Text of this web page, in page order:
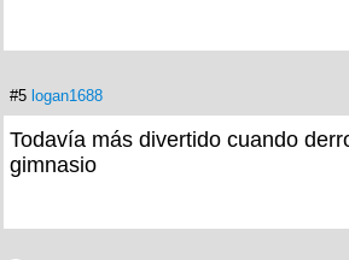
#5 logan1688
Todavía más divertido cuando
gimnasio